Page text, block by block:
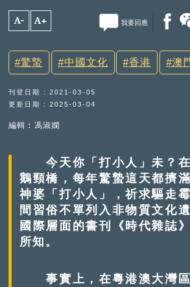
A- A+ 我要回應
驚蟄 中國文化 香港 澳
刊登日期 : 2021-03-05
更新日期 : 2025-03-04
編輯︰馮淑嫻
今天你「打小人」未？在
鵝頸橋，每年驚蟄這天都擠
神婆「打小人」，祈求驅走
間習俗不單列入非物質文化
國際層面的書刊《時代雜誌
所知。
事實上，在粵港澳大灣區